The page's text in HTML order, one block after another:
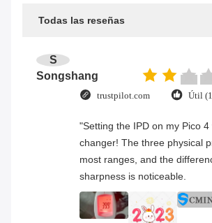
Todas las reseñas
S
Songshang
trustpilot.com Útil
"Setting the IPD on my Pico
changer! The three physical
most ranges, and the
sharpness is noticeable.